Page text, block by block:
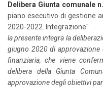
Delibera Giunta comunale
piano esecutivo di gestione
2020-2022. Integrazione"
la presente integra la
giugno 2020 di approvazione
finanziaria, che viene
delibera della Giunta
approvazione degli obiettivi